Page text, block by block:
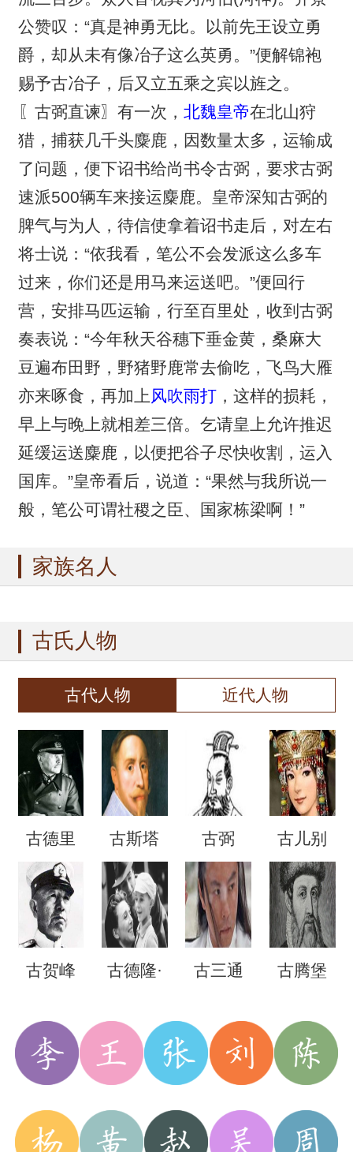
公赞叹：“真是神勇无比。以前先王设立勇
爵，却从未有像冶子这么英勇。”便解锦袍
赐予古冶子，后又立五乘之宾以旌之。
〖古弼直谏〗有一次， 北魏皇帝在北山狩
猎，捕获几千头麋鹿，因数量太多，运输成
了问题，便下诏书给尚书令古弼，要求古弼
速派500辆车来接运麋鹿。皇帝深知古弼的
脾气与为人，待信使拿着诏书走后，对左右
将士说：“依我看，笔公不会发派这么多车
过来，你们还是用马来运送吧。”便回行
营，安排马匹运输，行至百里处，收到古弼
奏表说：“今年秋天谷穗下垂金黄，桑麻大
豆遍布田野，野猪野鹿常去偷吃，飞鸟大雁
亦来啄食，再加上 风吹雨打，这样的损耗，
早上与晚上就相差三倍。乞请皇上允许推迟
延缓运送麋鹿，以便把谷子尽快收割，运入
国库。”皇帝看后，说道：“果然与我所说一
般，笔公可谓社稷之臣、国家栋梁啊！”
家族名人
古氏人物
古代人物 近代人物
古德里
安
古斯塔
夫二世
古弼 古儿别
速
古贺峰 古德隆· 古三通 古腾堡